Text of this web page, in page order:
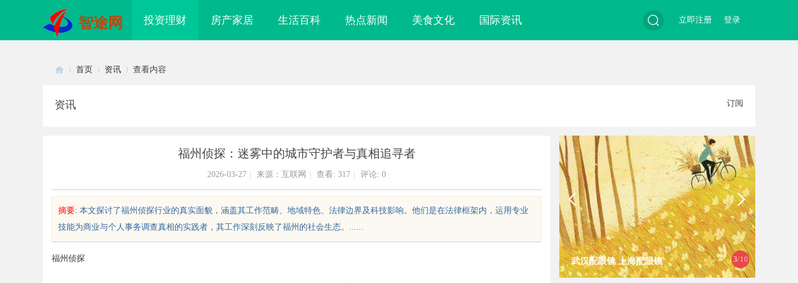
智途网 投资理财 房产家居 生活百科 热点新闻 美食文化 国际资讯 登录
立即注册
首页 资讯 查看内容
资讯 订阅
福州侦探：迷雾中的城市守护者与真相追寻者
2026-03-27 来源：互联网 查看: 317 评论: 0
摘要: 本文探讨了福州侦探行业的真实面貌，涵盖其工作范畴、地域特色、法律边界及科技影响。他们是在法律框架内，运用专业
技能为商业与个人事务调查真相的实践者，其工作深刻反映了福州的社会生态。......
福州侦探 3/10
视：引领新时代影视娱乐新潮 武汉配眼镜 上海配眼镜